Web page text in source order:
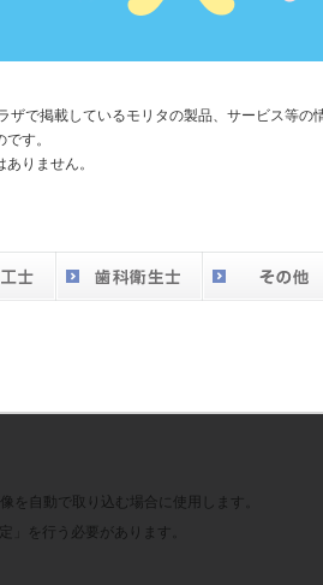
ザで掲載しているモリタの製品、サービス等の
す。
りません。
分ご注意ください。
す。
を行う必要があります。
を自動で
取り込む場合に使用します。
を行う必要があります。